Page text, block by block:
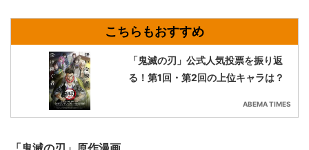
「鬼滅の刃」公式人気投票を振り返
る！第1回・第2回の上位キャラは？
ABEMA TIMES